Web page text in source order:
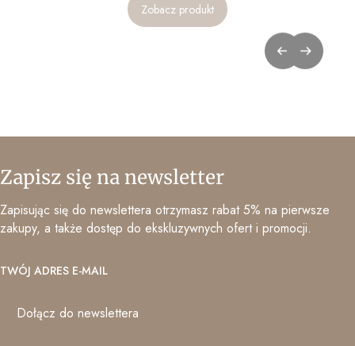
Zobacz produkt
Zapisz się na newsletter
Zapisując się do newslettera otrzymasz rabat 5% na pierwsze
zakupy, a także dostęp do ekskluzywnych ofert i promocji.
TWÓJ ADRES E-MAIL
Dołącz do newslettera